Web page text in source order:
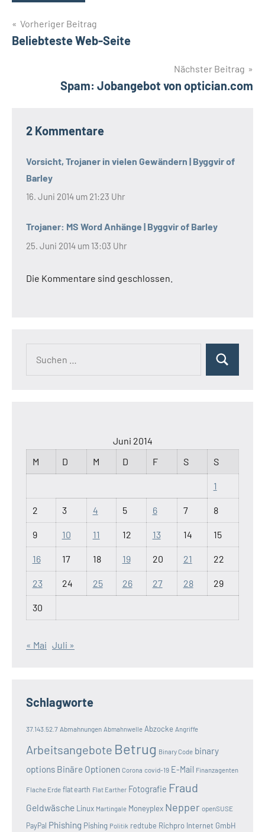
Beitragsnavigation
Vorheriger Beitrag
Beliebteste Web-Seite
Nächster Beitrag
Spam: Jobangebot von optician.com
2 Kommentare
Vorsicht, Trojaner in vielen Gewändern | Byggvir of
Barley
16. Juni 2014 um 21:23 Uhr
Trojaner: MS Word Anhänge | Byggvir of Barley
25. Juni 2014 um 13:03 Uhr
Die Kommentare sind geschlossen.
Suchen
Juni 2014
M
D M D F S S
1
2 3 4 5 6 7 8
9 10 11 12 13 14 15
16 17 18 19 20 21 22
23 24 25 26 27 28 29
30
« Mai Juli »
Schlagworte
37.143.52.7 Abmahnungen Abmahnwelle Abzocke Angriffe
Arbeitsangebote Betrug Binary Code binary
options Binäre Optionen Corona covid-19 E-Mail Finanzagenten
Flache Erde flat earth Flat Earther Fotografie Fraud
Geldwäsche Linux Martingale Moneyplex Nepper openSUSE
PayPal Phishing Pishing Politik redtube Richpro Internet GmbH